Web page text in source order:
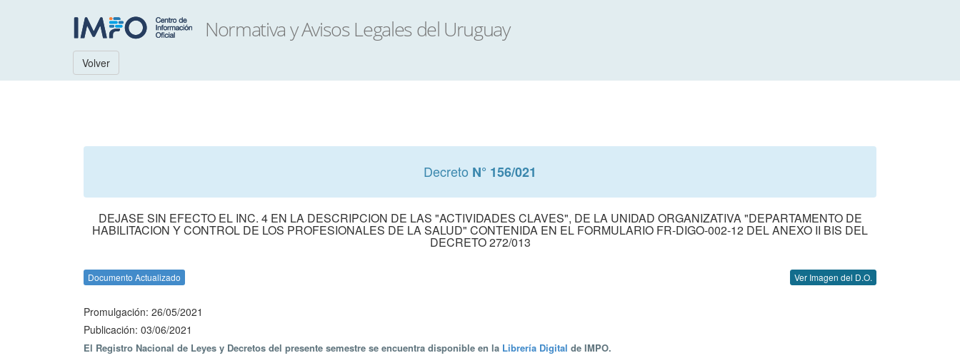
Volver
Decreto N° 156/021
DEJASE SIN EFECTO EL INC. 4 EN LA DESCRIPCION DE LAS "ACTIVIDADES CLAVES", DE LA UNIDAD ORGANIZATIVA "DEPARTAMENTO DE
HABILITACION Y CONTROL DE LOS PROFESIONALES DE LA SALUD" CONTENIDA EN EL FORMULARIO FR-DIGO-002-12 DEL ANEXO II BIS DEL
DECRETO 272/013
Documento Actualizado Ver Imagen del D.O.
Promulgación: 26/05/2021
Publicación: 03/06/2021
El Registro Nacional de Leyes y Decretos del presente semestre se encuentra disponible en la Librería Digital de IMPO.